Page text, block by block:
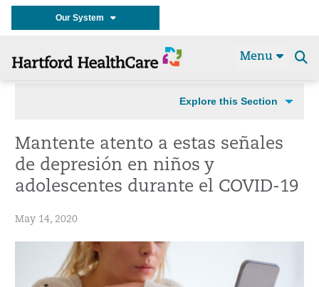
Our System
Menu
Explore this Section
Mantente atento a estas señales
de depresión en niños y
adolescentes durante el COVID-19
May 14, 2020